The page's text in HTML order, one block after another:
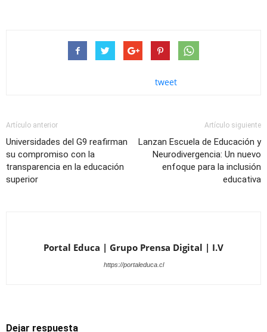
tweet
Artículo anterior
Universidades del G9 reafirman
su compromiso con la
transparencia en la educación
superior
Artículo siguiente
Lanzan Escuela de Educación y
Neurodivergencia: Un nuevo
enfoque para la inclusión
educativa
Portal Educa | Grupo Prensa Digital | I.V
https://portaleduca.cl
Dejar respuesta